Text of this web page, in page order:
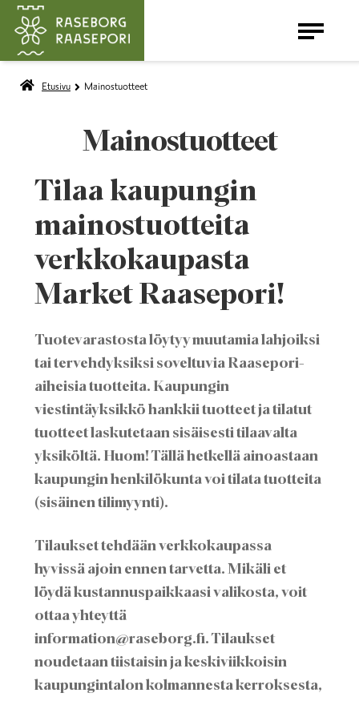
TASON
Etusivu Mainostuotteet
Mainostuotteet
Tilaa kaupungin
mainostuotteita
verkkokaupasta
Market Raasepori!
Tuotevarastosta löytyy muutamia lahjoiksi
tai tervehdyksiksi soveltuvia Raasepori-
aiheisia tuotteita. Kaupungin
viestintäyksikkö hankkii tuotteet ja tilatut
tuotteet laskutetaan sisäisesti tilaavalta
yksiköltä. Huom! Tällä hetkellä ainoastaan
kaupungin henkilökunta voi tilata tuotteita
(sisäinen tilimyynti).
Tilaukset tehdään verkkokaupassa
hyvissä ajoin ennen tarvetta. Mikäli et
löydä kustannuspaikkaasi valikosta, voit
ottaa yhteyttä
information@raseborg.fi.Tilaukset
noudetaan tiistaisin ja keskiviikkoisin
kaupungintalon kolmannesta kerroksesta,